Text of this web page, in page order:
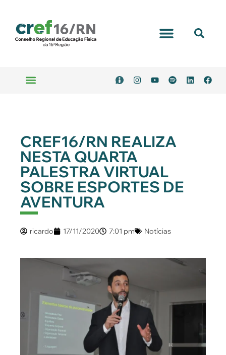
CREF16/RN REALIZA
NESTA QUARTA
PALESTRA VIRTUAL
SOBRE ESPORTES DE
AVENTURA
ricardo 17/11/2020 7:01 pm Notícias